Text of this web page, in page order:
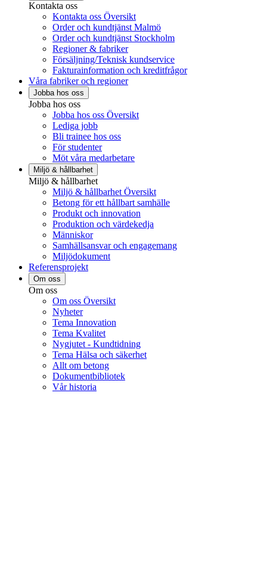
Kontakta oss
Kontakta oss Översikt
Order och kundtjänst Malmö
Order och kundtjänst Stockholm
Regioner & fabriker
Försäljning/Teknisk kundservice
Fakturainformation och kreditfrågor
Våra fabriker och regioner
Jobba hos oss
Jobba hos oss
Jobba hos oss Översikt
Lediga jobb
Bli trainee hos oss
För studenter
Möt våra medarbetare
Miljö & hållbarhet
Miljö & hållbarhet
Miljö & hållbarhet Översikt
Betong för ett hållbart samhälle
Produkt och innovation
Produktion och värdekedja
Människor
Samhällsansvar och engagemang
Miljödokument
Referensprojekt
Om oss
Om oss
Om oss Översikt
Nyheter
Tema Innovation
Tema Kvalitet
Nygjutet - Kundtidning
Tema Hälsa och säkerhet
Allt om betong
Dokumentbibliotek
Vår historia